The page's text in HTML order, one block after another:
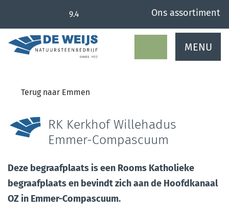
9.4 Ons assortiment
MENU
Terug naar Emmen
RK Kerkhof Willehadus
Emmer-Compascuum
Deze begraafplaats is een Rooms Katholieke
begraafplaats en bevindt zich aan de Hoofdkanaal
OZ in Emmer-Compascuum.